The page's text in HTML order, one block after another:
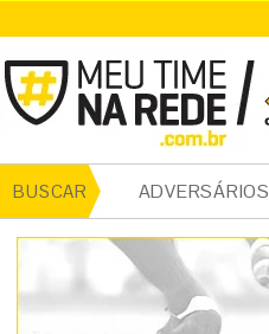
BUSCAR ADVERSÁRIOS